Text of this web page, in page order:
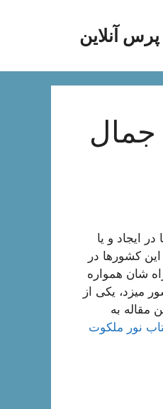
پرس آنلاین
جمال
ایجاد و یا
کشورها در
شان همواره
میزد، یکی از
مقاله به
3 کتاب نور ملکوت